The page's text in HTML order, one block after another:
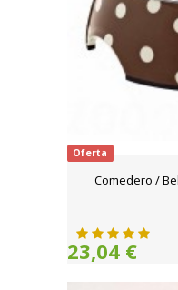
Oferta
Comedero /
23,04 €